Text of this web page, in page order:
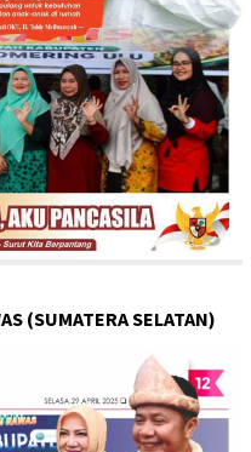
(SUMATERA SELATAN)